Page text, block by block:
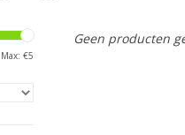
Max: €5
Geen producten